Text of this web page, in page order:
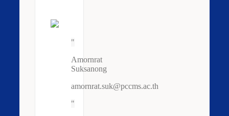
Amornrat
Suksanong
amornrat.suk@pccms.ac.th